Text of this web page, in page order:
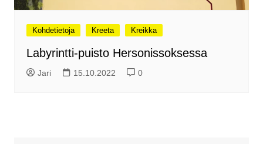
Kohdetietoja Kreeta Kreikka
Labyrintti-puisto Hersonissoksessa
Jari 15.10.2022 0